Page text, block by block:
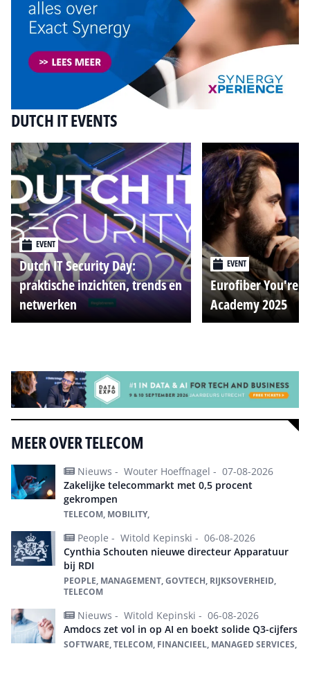
DUTCH IT EVENTS
EVENT
Dutch IT Security Day:
praktische inzichten, trends en
netwerken
EVENT
Eurofiber You're
Academy 2025
MEER OVER TELECOM
Nieuws - Wouter Hoeffnagel - 07-08-2026
Zakelijke telecommarkt met 0,5 procent
gekrompen
TELECOM, MOBILITY,
People - Witold Kepinski - 06-08-2026
Cynthia Schouten nieuwe directeur Apparatuur
bij RDI
PEOPLE, MANAGEMENT, GOVTECH, RIJKSOVERHEID,
TELECOM
Nieuws - Witold Kepinski - 06-08-2026
Amdocs zet vol in op AI en boekt solide Q3-cijfers
SOFTWARE, TELECOM, FINANCIEEL, MANAGED SERVICES,